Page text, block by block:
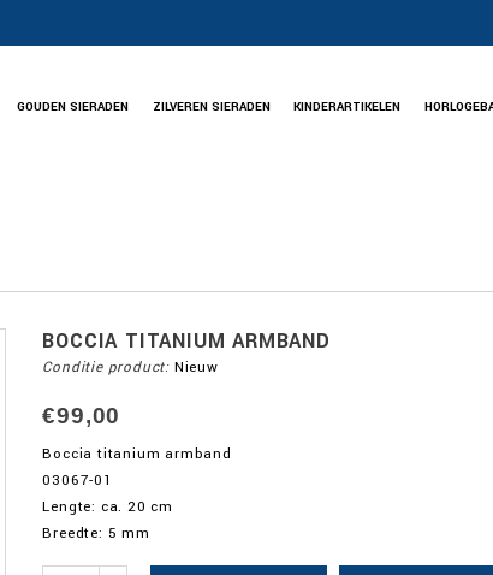
GOUDEN SIERADEN ZILVEREN SIERADEN KINDERARTIKELEN
BOCCIA TITANIUM ARMBAND
Conditie product: Nieuw
€99,00
Boccia titanium armband
03067-01
Lengte: ca. 20 cm
Breedte: 5 mm